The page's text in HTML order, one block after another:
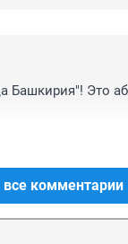
Башкирия"! Это
все комментарии